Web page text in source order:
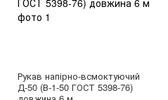
Рукав напірно-всмоктуючий
Д-50 (В-1-50 ГОСТ 5398-76)